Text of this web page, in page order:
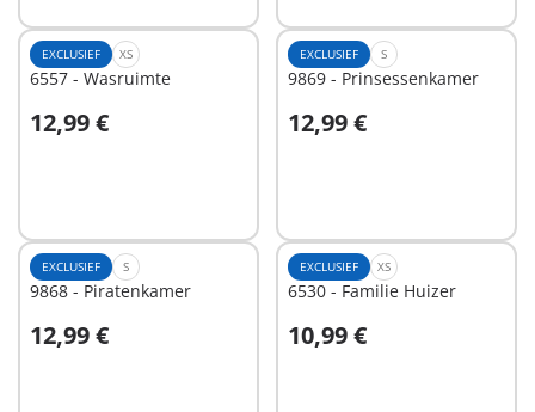
EXCLUSIEF XS
6557 - Wasruimte
12,99 €
In winkelwagen
EXCLUSIEF S
9869 - Prinsessenkamer
12,99 €
In winkelwagen
EXCLUSIEF S
9868 - Piratenkamer
12,99 €
In winkelwagen
EXCLUSIEF XS
6530 - Familie Huizer
10,99 €
In winkelwagen